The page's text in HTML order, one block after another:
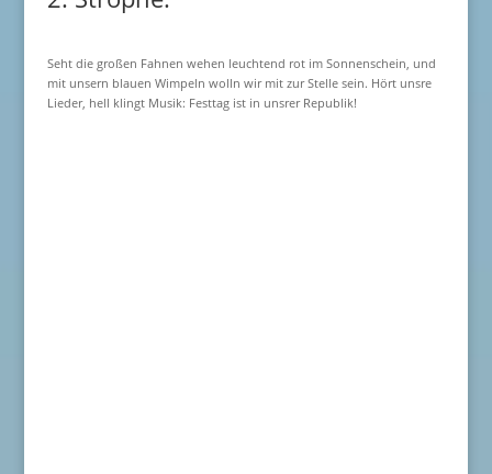
Seht die großen Fahnen wehen leuchtend rot im Sonnenschein, und
mit unsern blauen Wimpeln wolln wir mit zur Stelle sein. Hört unsre
Lieder, hell klingt Musik: Festtag ist in unsrer Republik!